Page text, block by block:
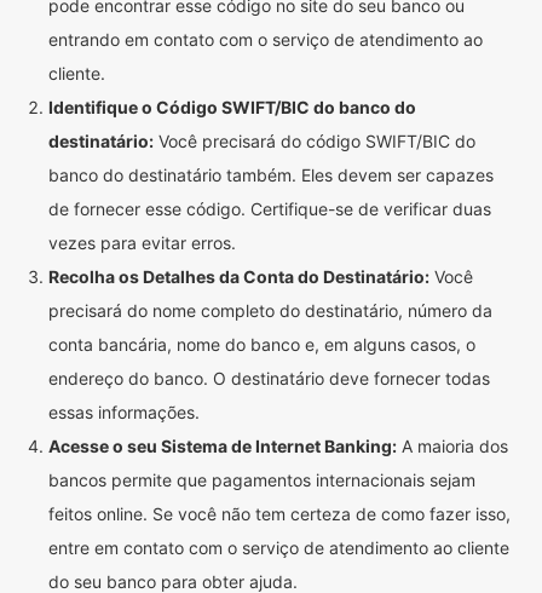
pode encontrar esse código no site do seu banco ou
entrando em contato com o serviço de atendimento ao
cliente.
Identifique o Código SWIFT/BIC do banco do
destinatário: Você precisará do código SWIFT/BIC do
banco do destinatário também. Eles devem ser capazes
de fornecer esse código. Certifique-se de verificar duas
vezes para evitar erros.
Recolha os Detalhes da Conta do Destinatário: Você
precisará do nome completo do destinatário, número da
conta bancária, nome do banco e, em alguns casos, o
endereço do banco. O destinatário deve fornecer todas
essas informações.
Acesse o seu Sistema de Internet Banking: A maioria dos
bancos permite que pagamentos internacionais sejam
feitos online. Se você não tem certeza de como fazer isso,
entre em contato com o serviço de atendimento ao cliente
do seu banco para obter ajuda.